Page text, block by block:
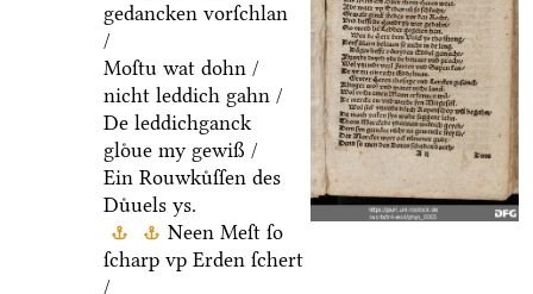
gedancken vorſchlan
/
Moſtu wat dohn /
nicht leddich gahn /
De leddichganck
gloͤue my gewiß /
Ein Rouwkuͤſſen des
Duͤuels ys.
Neen Meſt ſo
ſcharp vp Erden ſchert
/